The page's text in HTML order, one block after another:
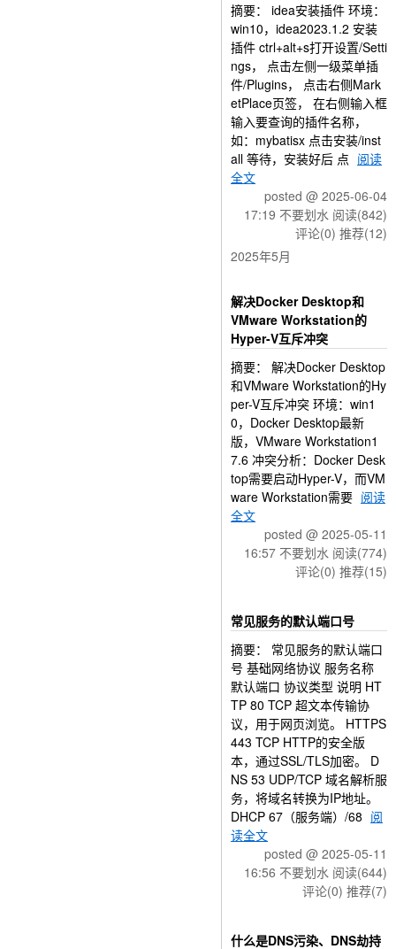
摘要： idea安装插件 环境：
win10，idea2023.1.2 安装
插件 ctrl+alt+s打开设置/Setti
ngs， 点击左侧一级菜单插
件/Plugins， 点击右侧Mark
etPlace页签， 在右侧输入框
输入要查询的插件名称，
如：mybatisx 点击安装/inst
all 等待，安装好后 点 阅读
全文
posted @ 2025-06-04
17:19 不要划水 阅读(842)
评论(0) 推荐(12)
2025年5月
解决Docker Desktop和
VMware Workstation的
Hyper-V互斥冲突
摘要： 解决Docker Desktop
和VMware Workstation的Hy
per-V互斥冲突 环境：win1
0，Docker Desktop最新
版，VMware Workstation1
7.6 冲突分析：Docker Desk
top需要启动Hyper-V，而VM
ware Workstation需要 阅读
全文
posted @ 2025-05-11
16:57 不要划水 阅读(774)
评论(0) 推荐(15)
常见服务的默认端口号
摘要： 常见服务的默认端口
号 基础网络协议 服务名称
默认端口 协议类型 说明 HT
TP 80 TCP 超文本传输协
议，用于网页浏览。 HTTPS
443 TCP HTTP的安全版
本，通过SSL/TLS加密。 D
NS 53 UDP/TCP 域名解析服
务，将域名转换为IP地址。
DHCP 67（服务端）/68 阅
读全文
posted @ 2025-05-11
16:56 不要划水 阅读(644)
评论(0) 推荐(7)
什么是DNS污染、DNS劫持